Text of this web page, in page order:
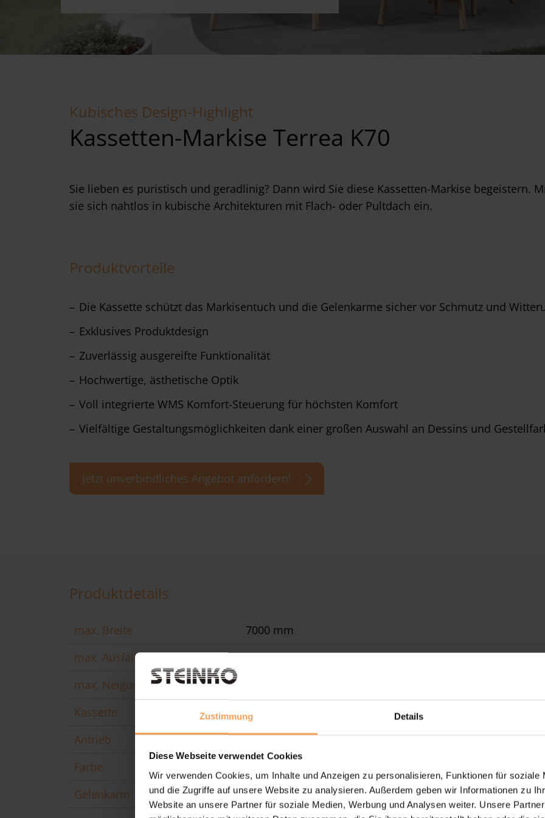
Zustimmung Details
Diese Webseite verwendet Cookies
Wir verwenden Cookies, um Inhalte und Anzeigen zu personalisieren, Funktionen für soziale
und die Zugriffe auf unsere Website zu analysieren. Außerdem geben wir Informationen zu
Website an unsere Partner für soziale Medien, Werbung und Analysen weiter. Unsere
Kubisches Design-Highlight
Kassetten-Markise Terrea K70
Sie lieben es puristisch und geradlinig? Dann wird Sie diese Kassetten-Markise begeistern.
sie sich nahtlos in kubische Architekturen mit Flach- oder Pultdach ein.
Produktvorteile
Die Kassette schützt das Markisentuch und die Gelenkarme sicher vor Schmutz und
Exklusives Produktdesign
Zuverlässig ausgereifte Funktionalität
Hochwertige, ästhetische Optik
Voll integrierte WMS Komfort-Steuerung für höchsten Komfort
Vielfältige Gestaltungsmöglichkeiten dank einer großen Auswahl an Dessins und
Jetzt unverbindliches Angebot anfordern!
Produktdetails
max. Breite
7000 mm
max. Ausfall
4000 mm
max. Neigungswinkel
Kassette
240 x 190 mm
Antrieb
Motor, WMS Funkmotor
Farbe
Gelenkarm
Kraftübertragung durch Kette/Seil, optional Segment